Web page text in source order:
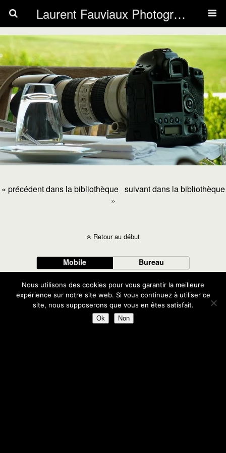
Laurent Fauviaux Photography
« précédent dans la bibliothèque suivant dans la bibliothèque
»
Retour au début
Mobile Bureau
Nous utilisons des cookies pour vous garantir la meilleure
expérience sur notre site web. Si vous continuez à utiliser ce
site, nous supposerons que vous en êtes satisfait.
Ok Non